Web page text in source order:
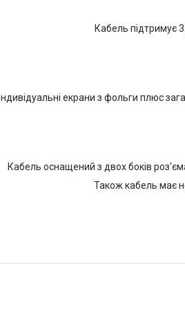
Кабель підтримує
Індивідуальні екрани з фольги плюс
Кабель оснащений з двох боків
Також кабель має